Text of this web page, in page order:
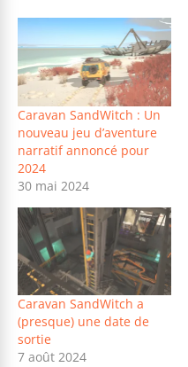
Caravan SandWitch : Un
nouveau jeu d’aventure
narratif annoncé pour
2024
30 mai 2024
Caravan SandWitch a
(presque) une date de
sortie
7 août 2024